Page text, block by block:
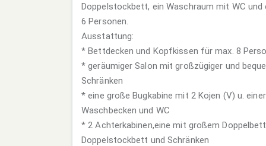
Doppelstockbett, ein Waschraum mit WC
6 Personen.
Ausstattung:
* Bettdecken und Kopfkissen für max. 8
* geräumiger Salon mit großzügiger und
Schränken
* eine große Bugkabine mit 2 Kojen (V) u.
Waschbecken und WC
* 2 Achterkabinen,eine mit großem
Doppelstockbett und Schränken